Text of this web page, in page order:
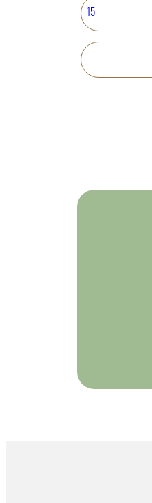
15